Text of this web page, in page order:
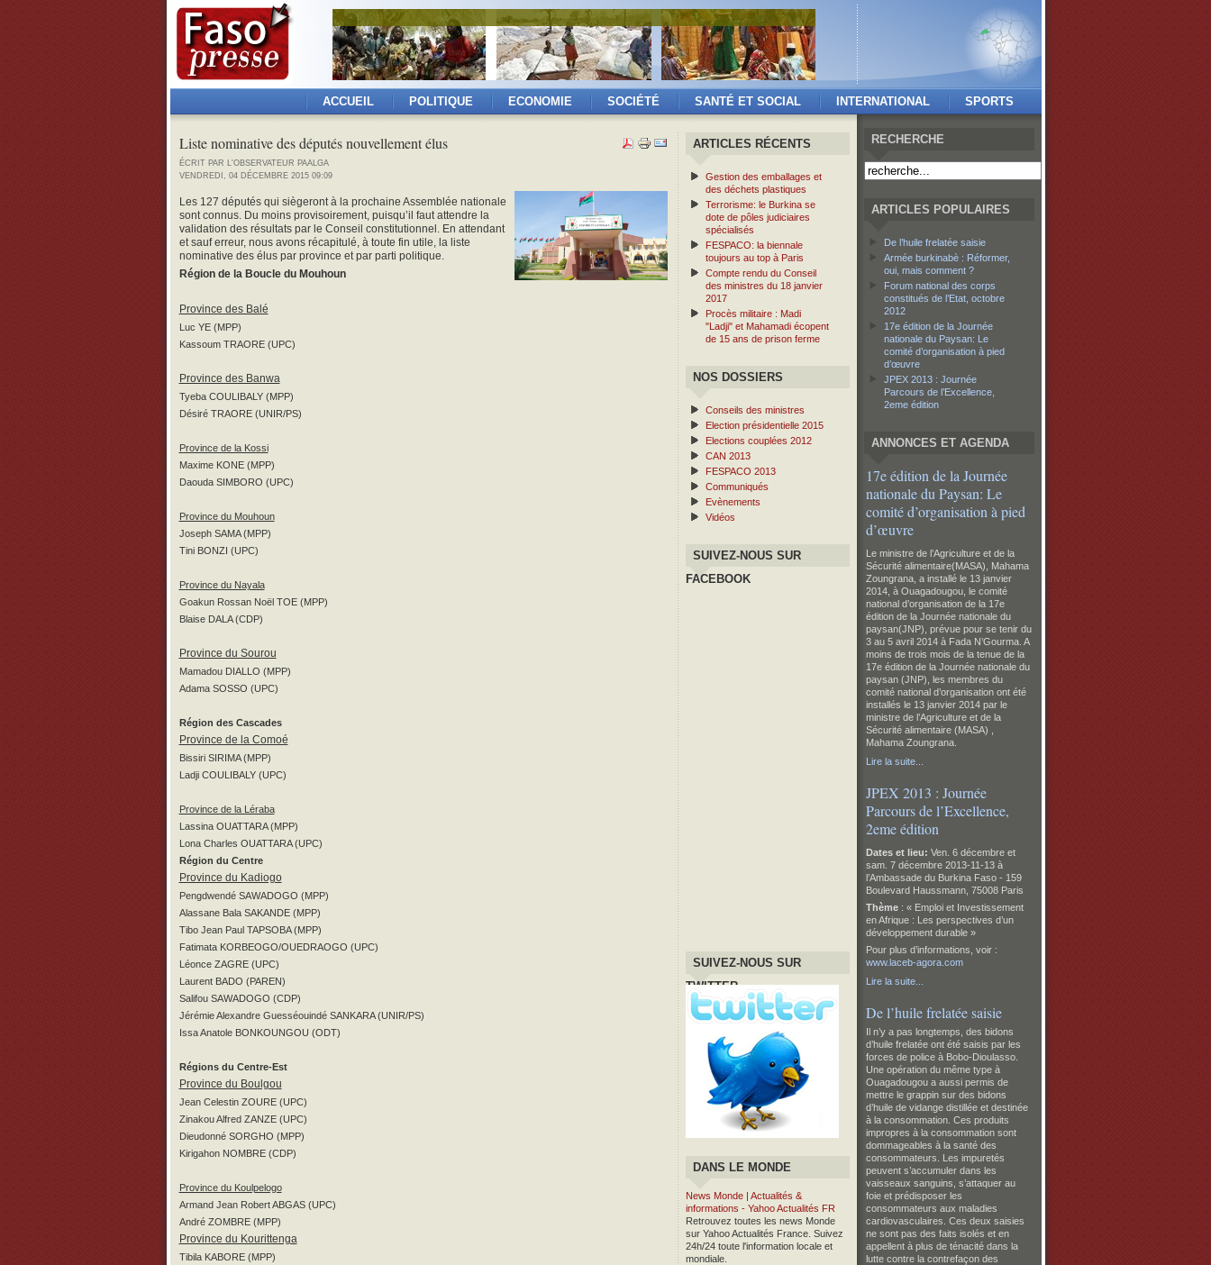
ACCUEIL POLITIQUE ECONOMIE SOCIÉTÉ SANTÉ ET SOCIAL INTERNATIONAL SPORTS
Liste nominative des députés nouvellement élus
ÉCRIT PAR L'OBSERVATEUR PAALGA
VENDREDI, 04 DÉCEMBRE 2015 09:09
Les 127 députés qui siègeront à la prochaine Assemblée nationale
sont connus. Du moins provisoirement, puisqu’il faut attendre la
validation des résultats par le Conseil constitutionnel. En attendant
et sauf erreur, nous avons récapitulé, à toute fin utile, la liste
nominative des élus par province et par parti politique.
Région de la Boucle du Mouhoun
Province des Balé
Luc YE (MPP)
Kassoum TRAORE (UPC)
Province des Banwa
Tyeba COULIBALY (MPP)
Désiré TRAORE (UNIR/PS)
Province de la Kossi
Maxime KONE (MPP)
Daouda SIMBORO (UPC)
Province du Mouhoun
Joseph SAMA (MPP)
Tini BONZI (UPC)
Province du Nayala
Goakun Rossan Noël TOE (MPP)
Blaise DALA (CDP)
Province du Sourou
Mamadou DIALLO (MPP)
Adama SOSSO (UPC)
Région des Cascades
Province de la Comoé
Bissiri SIRIMA (MPP)
Ladji COULIBALY (UPC)
Province de la Léraba
Lassina OUATTARA (MPP)
Lona Charles OUATTARA (UPC)
Région du Centre
Province du Kadiogo
Pengdwendé SAWADOGO (MPP)
Alassane Bala SAKANDE (MPP)
Tibo Jean Paul TAPSOBA (MPP)
Fatimata KORBEOGO/OUEDRAOGO (UPC)
Léonce ZAGRE (UPC)
Laurent BADO (PAREN)
Salifou SAWADOGO (CDP)
Jérémie Alexandre Guesséouindé SANKARA (UNIR/PS)
Issa Anatole BONKOUNGOU (ODT)
Régions du Centre-Est
Province du Boulgou
Jean Celestin ZOURE (UPC)
Zinakou Alfred ZANZE (UPC)
Dieudonné SORGHO (MPP)
Kirigahon NOMBRE (CDP)
Province du Koulpelogo
Armand Jean Robert ABGAS (UPC)
André ZOMBRE (MPP)
Province du Kourittenga
Tibila KABORE (MPP)
ARTICLES RÉCENTS
Gestion des emballages et
des déchets plastiques
Terrorisme: le Burkina se
dote de pôles judiciaires
spécialisés
FESPACO: la biennale
toujours au top à Paris
Compte rendu du Conseil
des ministres du 18 janvier
2017
Procès militaire : Madi
"Ladji" et Mahamadi écopent
de 15 ans de prison ferme
NOS DOSSIERS
Conseils des ministres
Election présidentielle 2015
Elections couplées 2012
CAN 2013
FESPACO 2013
Communiqués
Evènements
Vidéos
SUIVEZ-NOUS SUR
FACEBOOK
SUIVEZ-NOUS SUR
TWITTER
DANS LE MONDE
News Monde | Actualités &
informations - Yahoo Actualités FR
Retrouvez toutes les news Monde
sur Yahoo Actualités France. Suivez
24h/24 toute l'information locale et
mondiale.
RECHERCHE
ARTICLES POPULAIRES
De l’huile frelatée saisie
Armée burkinabè : Réformer,
oui, mais comment ?
Forum national des corps
constitués de l’Etat, octobre
2012
17e édition de la Journée
nationale du Paysan: Le
comité d’organisation à pied
d’œuvre
JPEX 2013 : Journée
Parcours de l’Excellence,
2eme édition
ANNONCES ET AGENDA
17e édition de la Journée
nationale du Paysan: Le
comité d’organisation à pied
d’œuvre
Le ministre de l’Agriculture et de la
Sécurité alimentaire(MASA), Mahama
Zoungrana, a installé le 13 janvier
2014, à Ouagadougou, le comité
national d’organisation de la 17e
édition de la Journée nationale du
paysan(JNP), prévue pour se tenir du
3 au 5 avril 2014 à Fada N’Gourma. A
moins de trois mois de la tenue de la
17e édition de la Journée nationale du
paysan (JNP), les membres du
comité national d’organisation ont été
installés le 13 janvier 2014 par le
ministre de l’Agriculture et de la
Sécurité alimentaire (MASA) ,
Mahama Zoungrana.
Lire la suite...
JPEX 2013 : Journée
Parcours de l’Excellence,
2eme édition
Dates et lieu: Ven. 6 décembre et
sam. 7 décembre 2013-11-13 à
l’Ambassade du Burkina Faso - 159
Boulevard Haussmann, 75008 Paris
Thème : « Emploi et Investissement
en Afrique : Les perspectives d’un
développement durable »
Pour plus d’informations, voir :
www.laceb-agora.com
Lire la suite...
De l’huile frelatée saisie
Il n’y a pas longtemps, des bidons
d’huile frelatée ont été saisis par les
forces de police à Bobo-Dioulasso.
Une opération du même type à
Ouagadougou a aussi permis de
mettre le grappin sur des bidons
d’huile de vidange distillée et destinée
à la consommation. Ces produits
impropres à la consommation sont
dommageables à la santé des
consommateurs. Les impuretés
peuvent s’accumuler dans les
vaisseaux sanguins, s’attaquer au
foie et prédisposer les
consommateurs aux maladies
cardiovasculaires. Ces deux saisies
ne sont pas des faits isolés et en
appellent à plus de ténacité dans la
lutte contre la contrefaçon des